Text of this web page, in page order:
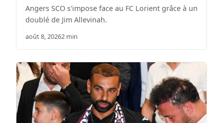
Angers SCO s'impose face au FC Lorient grâce à un
doublé de Jim Allevinah.
août 8, 20262 min